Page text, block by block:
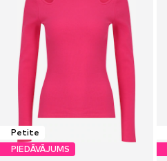
Petite
PIEDĀVĀJUMS